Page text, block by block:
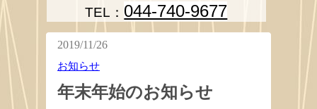
TEL： 044-740-9677
2019/11/26
お知らせ
年末年始のお知らせ